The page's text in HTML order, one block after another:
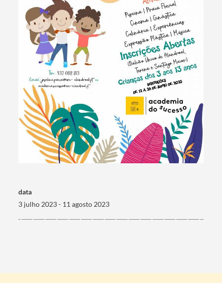
Termo de Pesquisa
data
3 julho 2023 - 11 agosto 2023